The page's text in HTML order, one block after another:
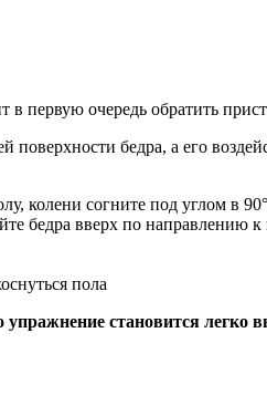
первую очередь обратить
бедра, а его
колени согните под углом в
бедра вверх по направлению
пола
становится легко